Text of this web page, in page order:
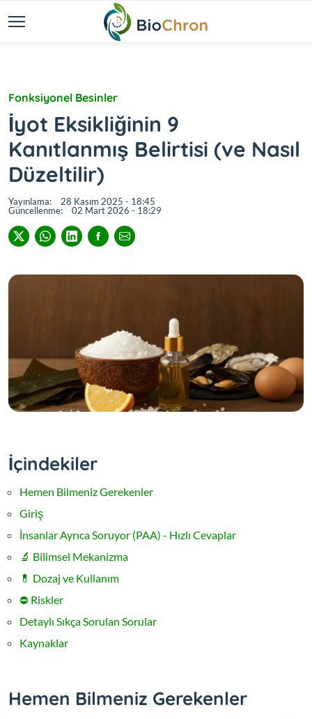
Fonksiyonel Besinler
İyot Eksikliğinin 9
Kanıtlanmış Belirtisi (ve Nasıl
Düzeltilir)
Yayınlama:
28 Kasım 2025 - 18:45
Güncellenme:
02 Mart 2026 - 18:29
İçindekiler
Hemen Bilmeniz Gerekenler
Giriş
İnsanlar Ayrıca Soruyor (PAA) - Hızlı Cevaplar
🔬 Bilimsel Mekanizma
💊 Dozaj ve Kullanım
⛔️ Riskler
Detaylı Sıkça Sorulan Sorular
Kaynaklar
Hemen Bilmeniz Gerekenler